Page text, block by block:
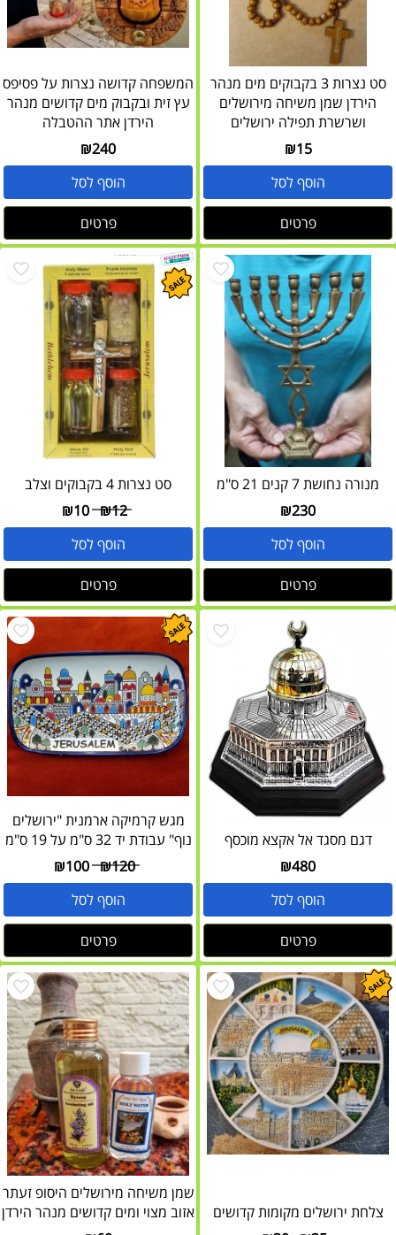
סט נצרות 3 בקבוקים מים מנהר
הירדן שמן משיחה מירושלים
ושרשרת תפילה ירושלים
₪15
הוסף לסל
פרטים
המשפחה קדושה נצרות על פסיפס
עץ זית ובקבוק מים קדושים מנהר
הירדן אתר ההטבלה
₪240
הוסף לסל
פרטים
מנורה נחושת 7 קנים 21 ס"מ
₪230
הוסף לסל
פרטים
סט נצרות 4 בקבוקים וצלב
₪12
₪10
הוסף לסל
פרטים
דגם מסגד אל אקצא מוכסף
₪480
הוסף לסל
פרטים
מגש קרמיקה ארמנית "ירושלים
נוף" עבודת יד 32 ס"מ על 19 ס"מ
₪120
₪100
הוסף לסל
פרטים
צלחת ירושלים מקומות קדושים
שמן משיחה מירושלים היסופ זעתר
אזוב מצוי ומים קדושים מנהר הירדן